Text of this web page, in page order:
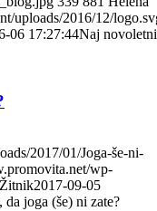
uploads/2016/12/
06 17:27:44Naj novoletni
2017/01/Joga-še-ni-
wp-
2017-09-05
da joga (še) ni zate?